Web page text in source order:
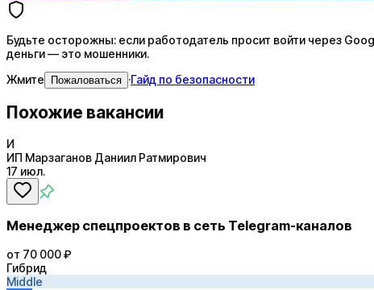
Будьте осторожны: если работодатель просит войти через
деньги — это мошенники.
Жмите
Пожаловаться ·Гайд по безопасности
Похожие вакансии
И
ИП Марзаганов Даниил Ратмирович
17 июл.
Менеджер спецпроектов в сеть Telegram-каналов
от 70 000 ₽
Гибрид
Middle